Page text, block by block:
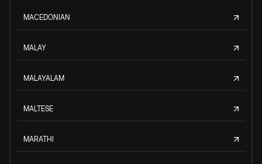
MACEDONIAN
MALAY
MALAYALAM
MALTESE
MARATHI